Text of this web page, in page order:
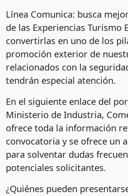
Línea Comunica: busca
de las Experiencias Turismo
convertirlas en uno de los
promoción exterior de
relacionados con la
tendrán especial atención.
En el siguiente enlace del
Ministerio de Industria,
ofrece toda la información
convocatoria y se ofrece un
para solventar dudas
potenciales solicitantes.
¿Quiénes pueden